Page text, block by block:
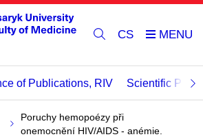
CS
of Publications, RIV Scientific
Poruchy hemopoézy při
onemocnění HIV/AIDS - anémie.